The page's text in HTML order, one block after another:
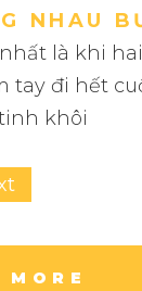
NHAU
là khi
tay đi hết
khôi
MORE